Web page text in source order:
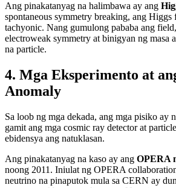
Ang pinakatanyag na halimbawa ay ang
spontaneous symmetry breaking, ang
tachyonic. Nang gumulong pababa ang
electroweak symmetry at binigyan ng masa
na particle.
4. Mga Eksperimento at
Anomaly
Sa loob ng mga dekada, ang mga pisiko ay
gamit ang mga cosmic ray detector at
ebidensya ang natuklasan.
Ang pinakatanyag na kaso ay ang OPERA
noong 2011. Iniulat ng OPERA
neutrino na pinaputok mula sa CERN ay